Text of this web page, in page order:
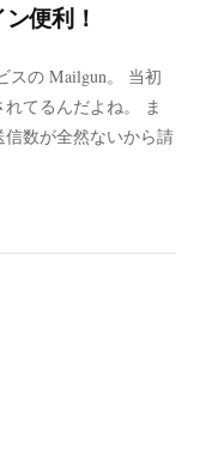
便利！
スの Mailgun。 当初
てるんだよね。 ま
数が全然ないから請